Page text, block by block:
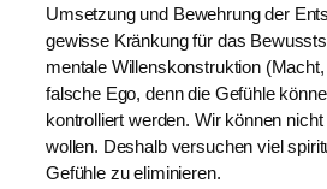
Umsetzung und Bewehrung der
gewisse Kränkung für das
mentale Willenskonstruktion
falsche Ego, denn die Gefühle
kontrolliert werden. Wir können
wollen. Deshalb versuchen viel
Gefühle zu eliminieren.